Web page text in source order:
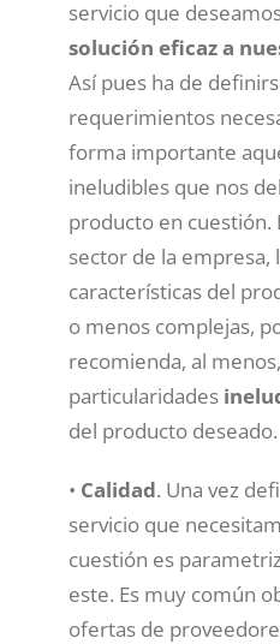
servicio que
solución eficaz a
Así pues ha de
requerimientos
forma importante
ineludibles que nos
producto en cuestión.
sector de la empresa,
características del
o menos complejas,
recomienda, al
particularidades
del producto deseado.
• Calidad. Una vez
servicio que
cuestión es
este. Es muy común
ofertas de